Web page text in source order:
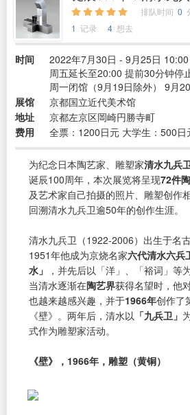
排队时间 0
1 记录 4 想去
时间
2022年7月30日 - 9月25日
周五延长至20:00 提前30分钟停
周一闭馆（9月19日除外） 9月
展馆
京都国立近代美术馆
地址
京都左京区岡崎円勝寺町
费用
全票：1200日元 大学生：500
为纪念日本陶艺家、雕塑家清水九兵
诞辰100周年，本次展览将呈现72件
及艺术家自己拍摄的照片、雕塑创作
回溯清水九兵卫逾50年的创作生涯。
清水九兵卫（1922-2006）出生于名
1951年他成为京烧名家六代清水六兵
水」
，并先后以「洋」、「裕词」等
当清水逐渐在陶艺界获得名望时，他
也越来越感兴趣，并于1966年创作了
《壁》。两年后，清水以 「九兵卫」
式作为雕塑家活动。
《壁》，1966年，雕塑（黄铜）